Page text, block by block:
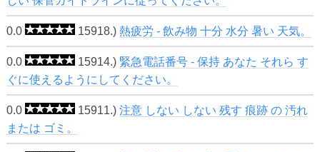
0.0 15918.) 熱疲労 - 飲み物 十分 水分 暑い 天気。
0.0 15914.) 緊急電話番号 - 保持 あなた それら す
ぐに使えるようにしてください。
0.0 15911.) 注意 しない しない 残す 痕跡 の 汚れ
または ゴミ。